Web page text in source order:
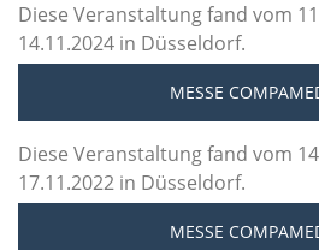
Diese Veranstaltung fand vom
14.11.2024 in Düsseldorf.
MESSE
Diese Veranstaltung fand vom
17.11.2022 in Düsseldorf.
MESSE